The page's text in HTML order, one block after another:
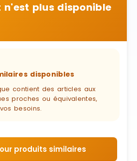
n'est plus disponible
disponibles
contient des articles aux
proches ou équivalentes,
besoins.
produits similaires